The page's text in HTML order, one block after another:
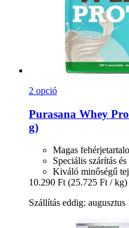
2 opció
Purasana Whey
g)
Magas
Speciális szárítás és
Kiváló minőségű
10.290 Ft (25.725 Ft / kg)
Szállítás eddig: augusztus